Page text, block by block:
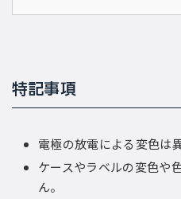
特記事項
電極の放電による変色は
ケースやラベルの変色や
ん。